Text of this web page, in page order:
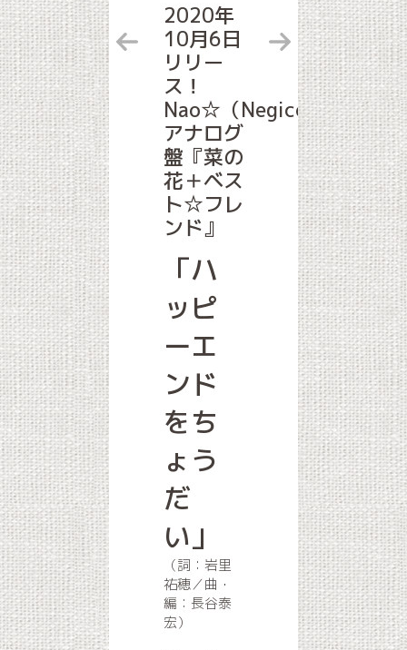
2020年
10月6日
リリー
ス！
Nao☆（Negicco）
アナログ
盤『菜の
花＋ベス
ト☆フレ
ンド』
「ハ
ッピ
ーエ
ンド
をち
ょう
だ
い」
（詞：岩里
祐穂／曲・
編：長谷泰
宏）